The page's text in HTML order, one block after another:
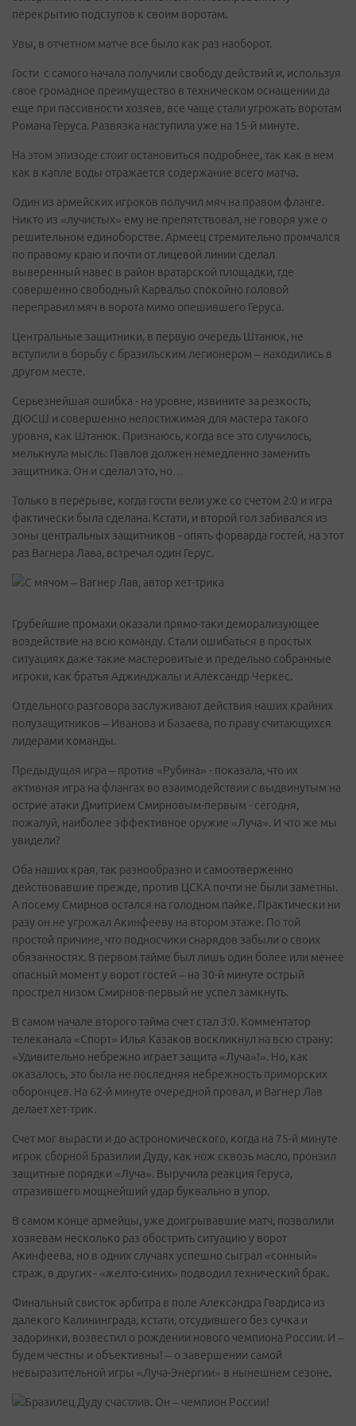
перекрытию подступов к своим воротам.
Увы, в отчетном матче все было как раз наоборот.
Гости с самого начала получили свободу действий и, используя
свое громадное преимущество в техническом оснащении да
еще при пассивности хозяев, все чаще стали угрожать воротам
Романа Геруса. Развязка наступила уже на 15-й минуте.
На этом эпизоде стоит остановиться подробнее, так как в нем
как в капле воды отражается содержание всего матча.
Один из армейских игроков получил мяч на правом фланге.
Никто из «лучистых» ему не препятствовал, не говоря уже о
решительном единоборстве. Армеец стремительно промчался
по правому краю и почти от лицевой линии сделал
выверенный навес в район вратарской площадки, где
совершенно свободный Карвальо спокойно головой
переправил мяч в ворота мимо опешившего Геруса.
Центральные защитники, в первую очередь Штанюк, не
вступили в борьбу с бразильским легионером – находились в
другом месте.
Серьезнейшая ошибка - на уровне, извините за резкость,
ДЮСШ и совершенно непостижимая для мастера такого
уровня, как Штанюк. Признаюсь, когда все это случилось,
мелькнула мысль: Павлов должен немедленно заменить
защитника. Он и сделал это, но…
Только в перерыве, когда гости вели уже со счетом 2:0 и игра
фактически была сделана. Кстати, и второй гол забивался из
зоны центральных защитников - опять форварда гостей, на этот
раз Вагнера Лава, встречал один Герус.
Грубейшие промахи оказали прямо-таки деморализующее
воздействие на всю команду. Стали ошибаться в простых
ситуациях даже такие мастеровитые и предельно собранные
игроки, как братья Аджинджалы и Александр Черкес.
Отдельного разговора заслуживают действия наших крайних
полузащитников – Иванова и Базаева, по праву считающихся
лидерами команды.
Предыдущая игра – против «Рубина» - показала, что их
активная игра на флангах во взаимодействии с выдвинутым на
острие атаки Дмитрием Смирновым-первым - сегодня,
пожалуй, наиболее эффективное оружие «Луча». И что же мы
увидели?
Оба наших края, так разнообразно и самоотверженно
действовавшие прежде, против ЦСКА почти не были заметны.
А посему Смирнов остался на голодном пайке. Практически ни
разу он не угрожал Акинфееву на втором этаже. По той
простой причине, что подносчики снарядов забыли о своих
обязанностях. В первом тайме был лишь один более или менее
опасный момент у ворот гостей – на 30-й минуте острый
прострел низом Смирнов-первый не успел замкнуть.
В самом начале второго тайма счет стал 3:0. Комментатор
телеканала «Спорт» Илья Казаков воскликнул на всю страну:
«Удивительно небрежно играет защита «Луча»!». Но, как
оказалось, это была не последняя небрежность приморских
оборонцев. На 62-й минуте очередной провал, и Вагнер Лав
делает хет-трик.
Счет мог вырасти и до астрономического, когда на 75-й минуте
игрок сборной Бразилии Дуду, как нож сквозь масло, пронзил
защитные порядки «Луча». Выручила реакция Геруса,
отразившего мощнейший удар буквально в упор.
В самом конце армейцы, уже доигрывавшие матч, позволили
хозяевам несколько раз обострить ситуацию у ворот
Акинфеева, но в одних случаях успешно сыграл «сонный»
страж, в других - «желто-синих» подводил технический брак.
Финальный свисток арбитра в поле Александра Гвардиса из
далекого Калининграда, кстати, отсудившего без сучка и
задоринки, возвестил о рождении нового чемпиона России. И –
будем честны и объективны! – о завершении самой
невыразительной игры «Луча-Энергии» в нынешнем сезоне.